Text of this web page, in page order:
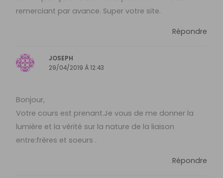
remerciant par avance. Super votre site.
Répondre
JOSEPH
29/04/2019 À 12:43
Bonjour,
Votre cours est prenant.Je vous de me donner la
lumière et la vérité sur la nature de la liaison
entre:frères et soeurs .
Répondre